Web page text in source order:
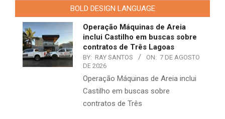
BOLD DESIGN LANGUAGE
Operação Máquinas de Areia
inclui Castilho em buscas sobre
contratos de Três Lagoas
BY: RAY SANTOS ON: 7 DE AGOSTO
DE 2026
Operação Máquinas de Areia inclui
Castilho em buscas sobre
contratos de Três